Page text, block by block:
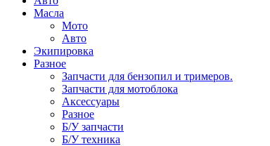
Масла
Мото
Авто
Экипировка
Разное
Запчасти для бензопил и тримеров.
Запчасти для мотоблока
Аксессуары
Разное
Б/У запчасти
Б/У техника